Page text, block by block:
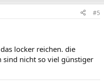
#5
locker reichen. die
sind nicht so viel günstiger